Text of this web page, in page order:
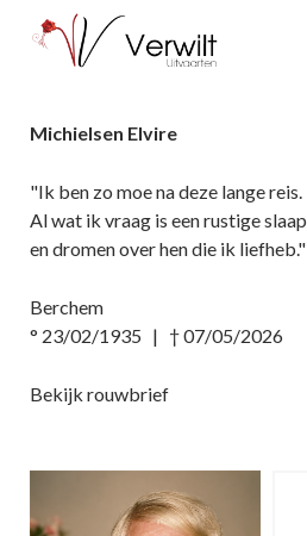
Michielsen Elvire
"Ik ben zo moe na deze lange reis.
Al wat ik vraag is een rustige slaap
en dromen over hen die ik liefheb."
Berchem
° 23/02/1935 | † 07/05/2026
Bekijk rouwbrief